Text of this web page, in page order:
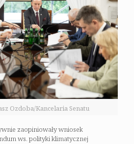
Ozdoba/Kancelaria Senatu
zaopiniowały wniosek
ws. polityki klimatycznej